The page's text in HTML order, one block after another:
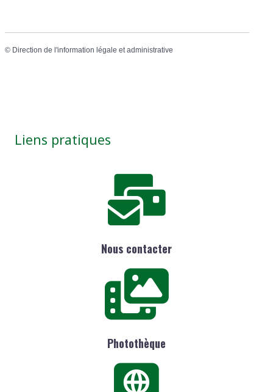
© Direction de l'information légale et administrative
Liens pratiques
Nous contacter
Photothèque